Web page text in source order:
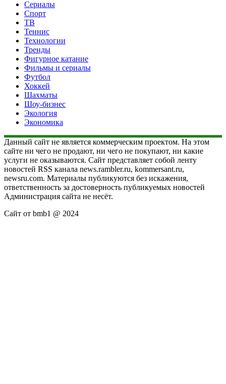
Сериалы
Спорт
ТВ
Теннис
Технологии
Тренды
Фигурное катание
Фильмы и сериалы
Футбол
Хоккей
Шахматы
Шоу-бизнес
Экология
Экономика
Данный сайт не является коммерческим проектом. На этом
сайте ни чего не продают, ни чего не покупают, ни какие
услуги не оказываются. Сайт представляет собой ленту
новостей RSS канала news.rambler.ru, kommersant.ru,
newsru.com. Материалы публикуются без искажения,
ответственность за достоверность публикуемых новостей
Администрация сайта не несёт.
Сайт от bmb1 @ 2024